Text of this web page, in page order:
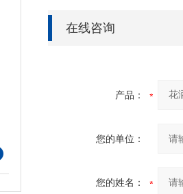
在线咨询
产品：
您的单位：
您的姓名：